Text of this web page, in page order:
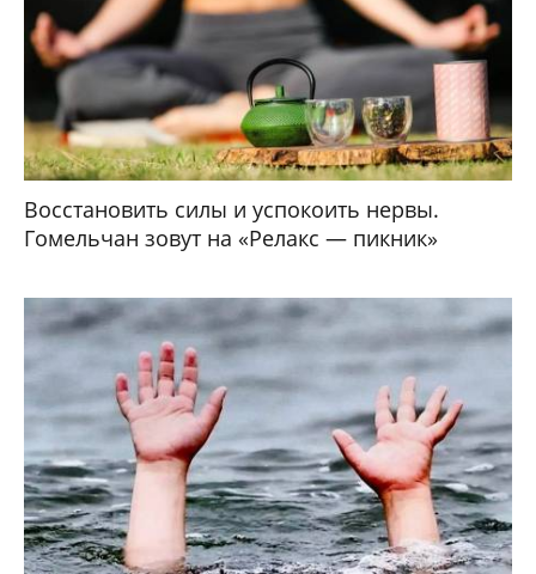
Восстановить силы и успокоить нервы.
Гомельчан зовут на «Релакс — пикник»